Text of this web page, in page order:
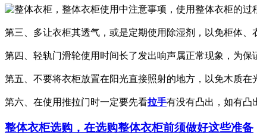
第三、多让衣柜其透气，或是定期使用除湿剂，以免柜体
第四、轻轨门滑轮使用时间长了发出响声属正常现象，为保
第五、不要将衣柜放置在阳光直接照射的地方，以免木质在
第六、在使用推拉门时一定要先看拉手有没有凸出，如有凸
整体衣柜选购，在选购整体衣柜前须做好这些准备